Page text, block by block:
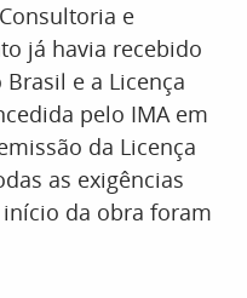
e
já havia recebido
e a Licença
pelo IMA em
da Licença
as exigências
da obra foram